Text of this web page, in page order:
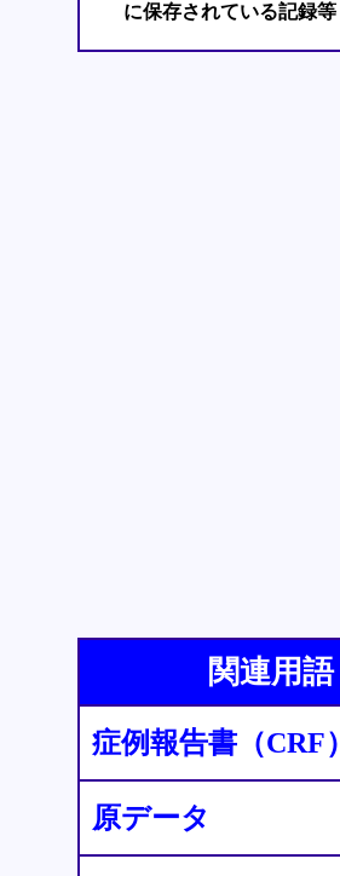
に保存されている記録等
関連用語
症例報告書（CRF）
原データ